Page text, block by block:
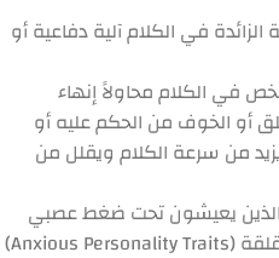
في الكلام آلية دفاعية أو
في الكلام محاولاً إنهاء
أو الخوف من الحكم عليه أو
من سرعة الكلام ويقلل من
يعيشون تحت ضغط عصبي
مستمر أو لديهم سمات شخصية قلقة (Anxious Personality Traits)